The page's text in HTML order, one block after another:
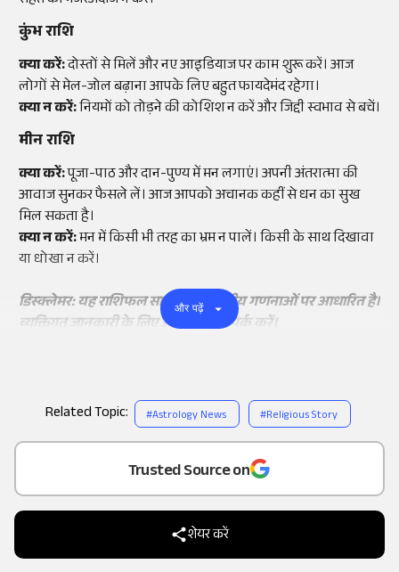
Add
as a
Trusted Source on
शेयर करें
कुंभ राशि
क्या करें:दोस्तों से मिलें और नए आइडियाज पर काम शुरू करें। आज
लोगों से मेल-जोल बढ़ाना आपके लिए बहुत फायदेमंद रहेगा।
क्या न करें:नियमों को तोड़ने की कोशिश न करें और जिद्दी स्वभाव से बचें।
मीन राशि
क्या करें:पूजा-पाठ और दान-पुण्य में मन लगाएं। अपनी अंतरात्मा की
आवाज सुनकर फैसले लें। आज आपको अचानक कहीं से धन का सुख
मिल सकता है।
क्या न करें:मन में किसी भी तरह का भ्रम न पालें। किसी के साथ दिखावा
या धोखा न करें।
डिस्क्लेमर: यह राशिफल सामान्य ज्योतिषीय गणनाओं पर आधारित है।
व्यक्तिगत जानकारी के लिए ज्योतिषि से संपर्क करें।
और पढ़ें
Related Topic: #Astrology News #Religious Story